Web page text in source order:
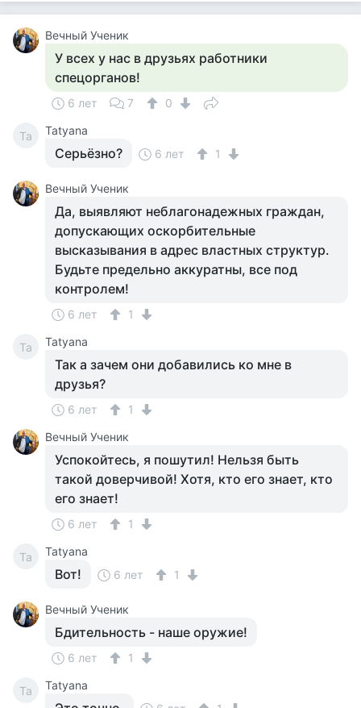
Вечный Ученик
У всех у нас в друзьях работники
спецорганов!
6 лет 7 0
Ta Tatyana
Серьёзно? 6 лет 1
Вечный Ученик
Да, выявляют неблагонадежных граждан,
допускающих оскорбительные
высказывания в адрес властных структур.
Будьте предельно аккуратны, все под
контролем!
6 лет 1
Ta Tatyana
Так а зачем они добавились ко мне в
друзья?
6 лет
1
Вечный Ученик
Успокойтесь, я пошутил! Нельзя быть
такой доверчивой! Хотя, кто его знает, кто
его знает!
6 лет 1
Ta Tatyana
Вот! 6 лет 1
Вечный Ученик
Бдительность - наше оружие!
6 лет 1
Ta Tatyana